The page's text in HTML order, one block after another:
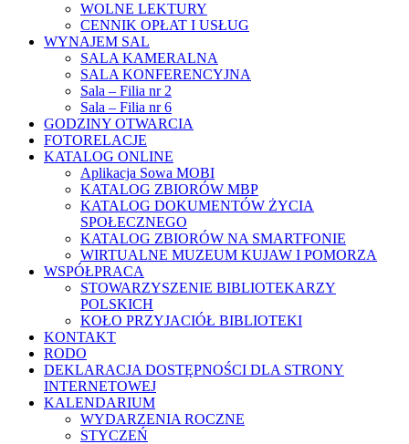
WOLNE LEKTURY
CENNIK OPŁAT I USŁUG
WYNAJEM SAL
SALA KAMERALNA
SALA KONFERENCYJNA
Sala – Filia nr 2
Sala – Filia nr 6
GODZINY OTWARCIA
FOTORELACJE
KATALOG ONLINE
Aplikacja Sowa MOBI
KATALOG ZBIORÓW MBP
KATALOG DOKUMENTÓW ŻYCIA
SPOŁECZNEGO
KATALOG ZBIORÓW NA SMARTFONIE
WIRTUALNE MUZEUM KUJAW I POMORZA
WSPÓŁPRACA
STOWARZYSZENIE BIBLIOTEKARZY
POLSKICH
KOŁO PRZYJACIÓŁ BIBLIOTEKI
KONTAKT
RODO
DEKLARACJA DOSTĘPNOŚCI DLA STRONY
INTERNETOWEJ
KALENDARIUM
WYDARZENIA ROCZNE
STYCZEŃ